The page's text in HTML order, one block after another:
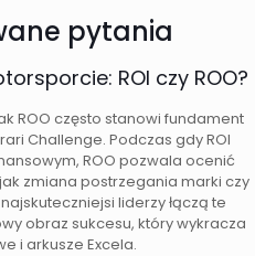
pytania
ROI czy ROO?
ROO często stanowi fundament
Challenge. Podczas gdy ROI
ROO pozwala ocenić
zmiana postrzegania marki czy
liderzy łączą te
obraz sukcesu, który wykracza
i arkusze Excela.